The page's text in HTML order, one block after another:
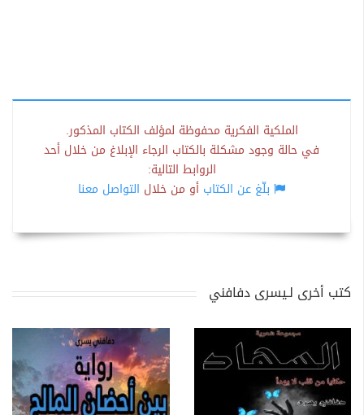
الملكية الفكرية محفوظة لمؤلف الكتاب المذكور.
في حالة وجود مشكلة بالكتاب الرجاء الإبلاغ من خلال أحد
الروابط التالية:
بلّغ عن الكتاب أو من خلال التواصل معنا
كتب أخرى لـيسرى دفافني